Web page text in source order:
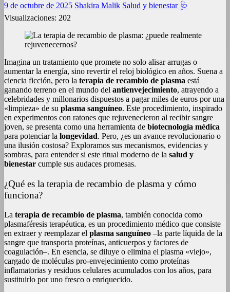
9 de octubre de 2025 Shakira Malik Salud y bienestar 🩺
Visualizaciones: 202
Imagina un tratamiento que promete no solo alisar arrugas o
aumentar la energía, sino revertir el reloj biológico en años. Suena a
ciencia ficción, pero la terapia de recambio de plasma está
ganando terreno en el mundo del antienvejecimiento, atrayendo a
celebridades y millonarios dispuestos a pagar miles de euros por una
«limpieza» de su plasma sanguíneo. Este procedimiento, inspirado
en experimentos con ratones que rejuvenecieron al recibir sangre
joven, se presenta como una herramienta de biotecnología médica
para potenciar la longevidad. Pero, ¿es un avance revolucionario o
una ilusión costosa? Exploramos sus mecanismos, evidencias y
sombras, para entender si este ritual moderno de la salud y
bienestar cumple sus audaces promesas.
¿Qué es la terapia de recambio de plasma y cómo
funciona?
La terapia de recambio de plasma, también conocida como
plasmaféresis terapéutica, es un procedimiento médico que consiste
en extraer y reemplazar el plasma sanguíneo –la parte líquida de la
sangre que transporta proteínas, anticuerpos y factores de
coagulación–. En esencia, se diluye o elimina el plasma «viejo»,
cargado de moléculas pro-envejecimiento como proteínas
inflamatorias y residuos celulares acumulados con los años, para
sustituirlo por uno fresco o enriquecido.